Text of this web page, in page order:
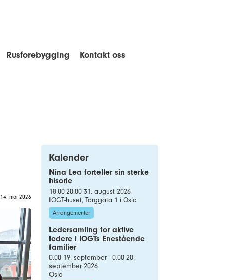
Rusforebygging Kontakt oss
14. mai 2026
Kalender
Nina Lea forteller sin sterke
hisorie
18.00-20.00 31. august 2026
IOGT-huset, Torggata 1 i Oslo
Arrangementer
Ledersamling for aktive
ledere i IOGTs Enestående
familier
0.00 19. september - 0.00 20.
september 2026
Oslo